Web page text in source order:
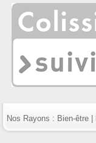
Nos Rayons : Bien-être|